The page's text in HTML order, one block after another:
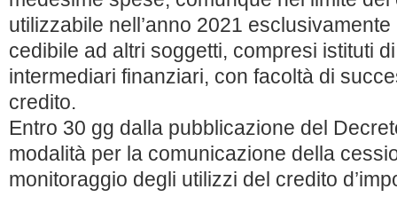
utilizzabile nell’anno 2021
cedibile ad altri soggetti, compresi istituti
intermediari finanziari, con facoltà di
credito.
Entro 30 gg dalla pubblicazione del
modalità per la comunicazione della
monitoraggio degli utilizzi del credito